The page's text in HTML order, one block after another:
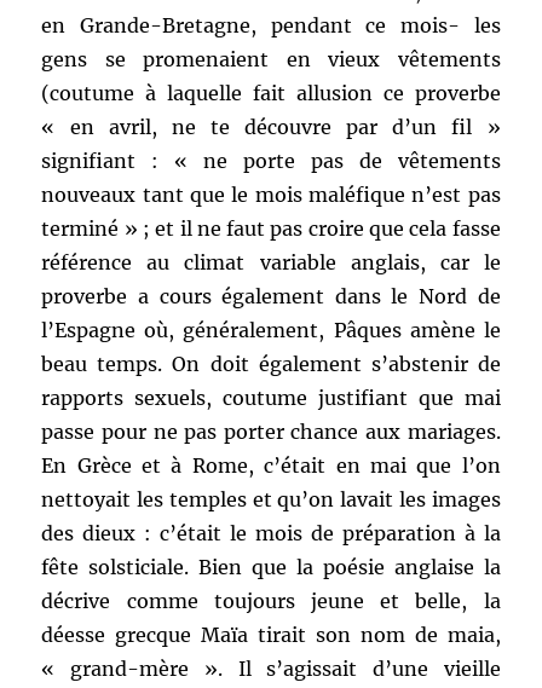
en Grande-Bretagne, pendant ce mois- les
gens se promenaient en vieux vêtements
(coutume à laquelle fait allusion ce proverbe
« en avril, ne te découvre par d’un fil »
signifiant : « ne porte pas de vêtements
nouveaux tant que le mois maléfique n’est pas
terminé » ; et il ne faut pas croire que cela fasse
référence au climat variable anglais, car le
proverbe a cours également dans le Nord de
l’Espagne où, généralement, Pâques amène le
beau temps. On doit également s’abstenir de
rapports sexuels, coutume justifiant que mai
passe pour ne pas porter chance aux mariages.
En Grèce et à Rome, c’était en mai que l’on
nettoyait les temples et qu’on lavait les images
des dieux : c’était le mois de préparation à la
fête solsticiale. Bien que la poésie anglaise la
décrive comme toujours jeune et belle, la
déesse grecque Maïa tirait son nom de maia,
« grand-mère ». Il s’agissait d’une vieille